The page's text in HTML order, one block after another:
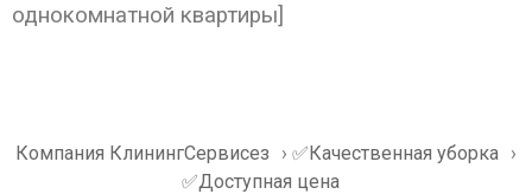
однокомнатной квартиры]
Компания КлинингСервисез › ✅Качественная уборка ›
✅Доступная цена